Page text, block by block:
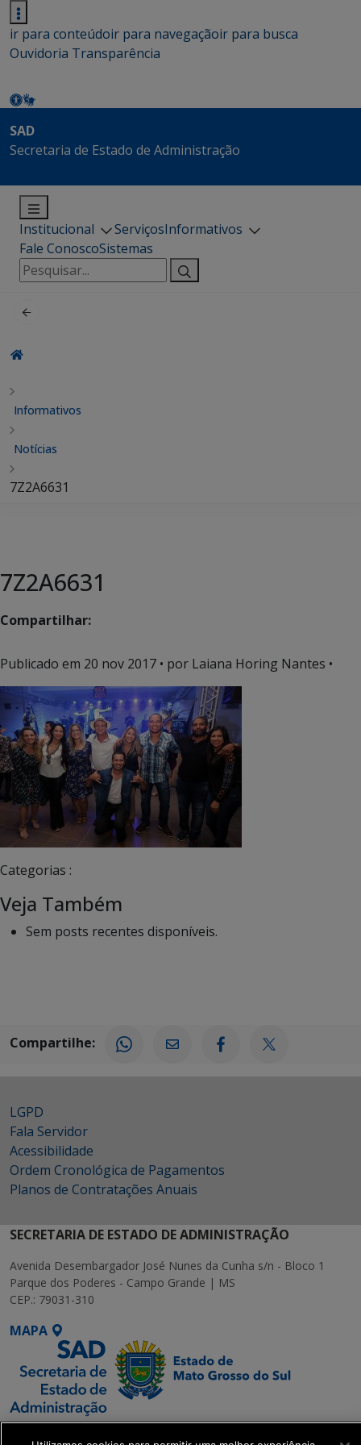
ir para conteúdoir para navegaçãoir para busca
Ouvidoria Transparência
SAD
Secretaria de Estado de Administração
Institucional ServiçosInformativos
Fale ConoscoSistemas
Pesquisar
por:
Informativos
Notícias
7Z2A6631
7Z2A6631
Compartilhar:
Publicado em 20 nov 2017 • por Laiana Horing Nantes •
Categorias :
Veja Também
Sem posts recentes disponíveis.
Compartilhe:
LGPD
Fala Servidor
Acessibilidade
Ordem Cronológica de Pagamentos
Planos de Contratações Anuais
SECRETARIA DE ESTADO DE ADMINISTRAÇÃO
Avenida Desembargador José Nunes da Cunha s/n - Bloco 1
Parque dos Poderes - Campo Grande | MS
CEP.: 79031-310
MAPA